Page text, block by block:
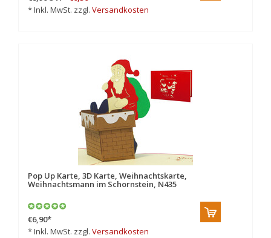
* Inkl. MwSt. zzgl. Versandkosten
Pop Up Karte, 3D Karte, Weihnachtskarte,
Weihnachtsmann im Schornstein, N435
€6,90*
* Inkl. MwSt. zzgl. Versandkosten